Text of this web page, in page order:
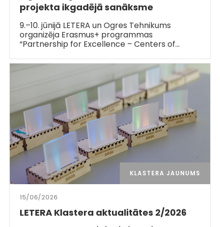
projekta ikgadējā sanāksme
9.–10. jūnijā LETERA un Ogres Tehnikums
organizēja Erasmus+ programmas
“Partnership for Excellence – Centers of…
KLASTERA JAUNUMS
15/06/2026
LETERA Klastera aktualitātes 2/2026